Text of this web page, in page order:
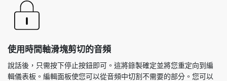
使用時間軸滑塊剪切的音頻
說話後，只需按下停止按鈕即可。這將錄製確定並將您重定向到編
輯儀表板。編輯面板使您可以從音頻中切割不需要的部分。您可以